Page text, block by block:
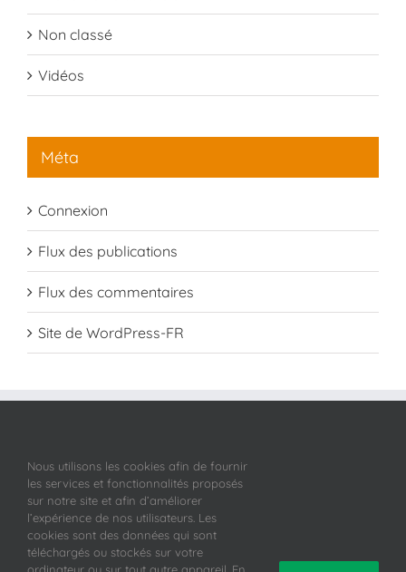
Non classé
Vidéos
Méta
Connexion
Flux des publications
Flux des commentaires
Site de WordPress-FR
Nous utilisons les cookies afin de fournir
les services et fonctionnalités proposés
sur notre site et afin d’améliorer
l’expérience de nos utilisateurs. Les
cookies sont des données qui sont
téléchargés ou stockés sur votre